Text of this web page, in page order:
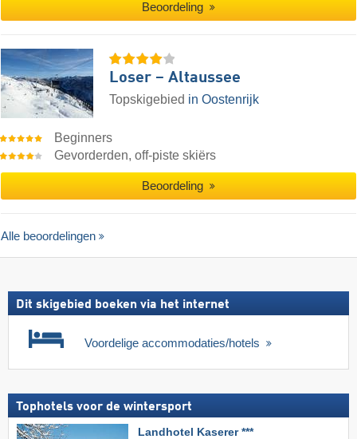
Beoordeling
Loser – Altaussee
Topskigebied in Oostenrijk
Beginners
Gevorderden, off-piste skiërs
Beoordeling
Alle beoordelingen
Dit skigebied boeken via het internet
Voordelige accommodaties/hotels
Tophotels voor de wintersport
Landhotel Kaserer ***